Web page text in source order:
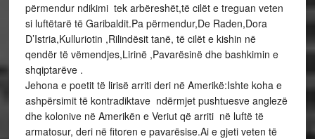
përmendur ndikimi tek arbëreshët,të cilët e treguan veten
si luftëtarë të Garibaldit.Pa përmendur,De Raden,Dora
D’Istria,Kulluriotin ,Rilindësit tanë, të cilët e kishin në
qendër të vëmendjes,Lirinë ,Pavarësinë dhe bashkimin e
shqiptarëve .
Jehona e poetit të lirisë arriti deri në Amerikë:Ishte koha e
ashpërsimit të kontradiktave ndërmjet pushtuesve anglezë
dhe kolonive në Amerikën e Veriut që arriti në luftë të
armatosur, deri në fitoren e pavarësise.Ai e gjeti veten të